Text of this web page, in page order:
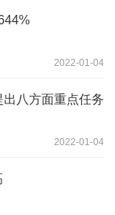
2022-01-04
八方面重点任务
2022-01-04